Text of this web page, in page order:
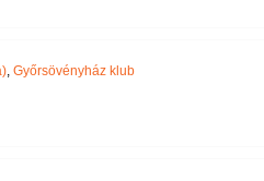
, Győrsövényház klub